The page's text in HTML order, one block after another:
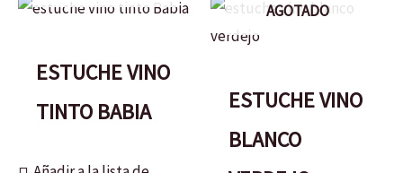
ESTUCHE VINO
TINTO BABIA
AGOTADO
ESTUCHE VINO
BLANCO